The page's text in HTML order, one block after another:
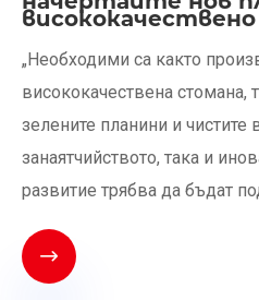
„Необходими са както
висококачествена стомана,
зелените планини и чистите
занаятчийството, така и
развитие трябва да бъдат
